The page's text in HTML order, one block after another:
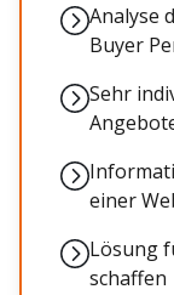
Analyse
Buyer
Sehr
einer
Lösung
schaffen